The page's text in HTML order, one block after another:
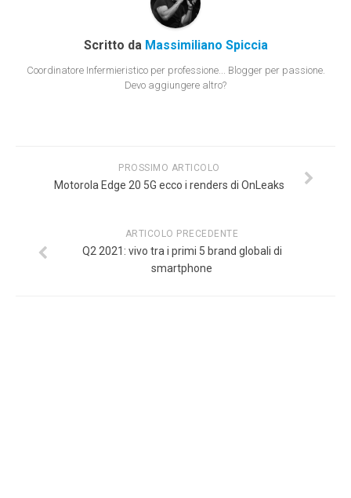
Scritto da Massimiliano Spiccia
Coordinatore Infermieristico per professione... Blogger per passione.
Devo aggiungere altro?
PROSSIMO ARTICOLO
Motorola Edge 20 5G ecco i renders di OnLeaks
ARTICOLO PRECEDENTE
Q2 2021: vivo tra i primi 5 brand globali di
smartphone